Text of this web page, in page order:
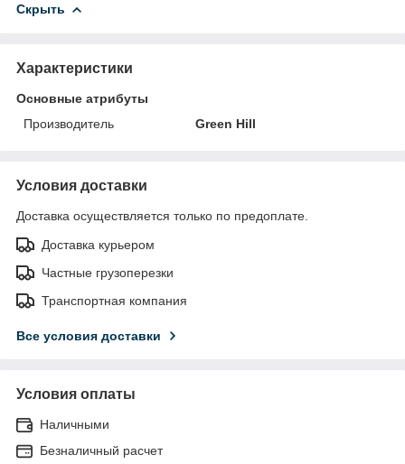
Скрыть
Характеристики
Основные атрибуты
Производитель
Green Hill
Условия доставки
Доставка осуществляется только по предоплате.
Доставка курьером
Частные грузоперезки
Транспортная компания
Все условия доставки
Условия оплаты
Наличными
Безналичный расчет